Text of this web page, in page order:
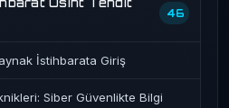
46
İstihbarata Giriş
Siber Güvenlikte Bilgi